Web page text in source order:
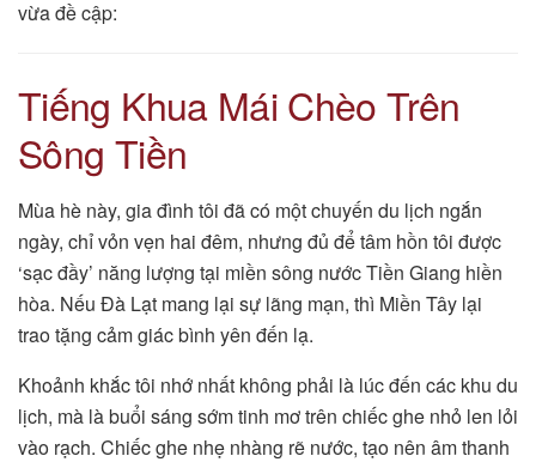
vừa đề cập:
Tiếng Khua Mái Chèo Trên
Sông Tiền
Mùa hè này, gia đình tôi đã có một chuyến du lịch ngắn
ngày, chỉ vỏn vẹn hai đêm, nhưng đủ để tâm hồn tôi được
‘sạc đầy’ năng lượng tại miền sông nước Tiền Giang hiền
hòa. Nếu Đà Lạt mang lại sự lãng mạn, thì Miền Tây lại
trao tặng cảm giác bình yên đến lạ.
Khoảnh khắc tôi nhớ nhất không phải là lúc đến các khu du
lịch, mà là buổi sáng sớm tinh mơ trên chiếc ghe nhỏ len lỏi
vào rạch. Chiếc ghe nhẹ nhàng rẽ nước, tạo nên âm thanh